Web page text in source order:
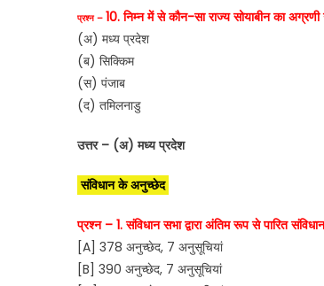
प्रश्न – 10. निम्न में से कौन-सा राज्य सोयाबीन का
(अ) मध्य प्रदेश
(ब) सिक्किम
(स) पंजाब
(द) तमिलनाडु
उत्तर – (अ) मध्य प्रदेश
संविधान के अनुच्छेद
प्रश्न – 1. संविधान सभा द्वारा अंतिम रूप से पारित
[A] 378 अनुच्छेद, 7 अनुसूचियां
[B] 390 अनुच्छेद, 7 अनुसूचियां